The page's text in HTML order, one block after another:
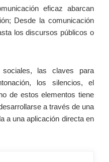
eficaz abarcan
Desde la comunicación
los discursos públicos o
sociales, las claves para
los silencios, el
de estos elementos tiene
a través de una
a una aplicación directa en